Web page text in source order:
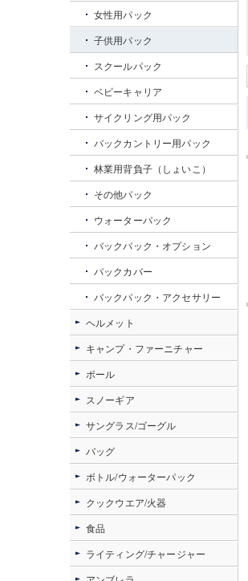
女性用パック
子供用パック
スクールパック
ベビーキャリア
サイクリング用パック
バックカントリー用パック
林業用背負子（しょいこ）
その他パック
ウォーターパック
バックパック・オプション
パックカバー
バックパック・アクセサリー
ヘルメット
キャンプ・ファーニチャー
ポール
スノーギア
サングラス/ゴーグル
バッグ
ボトル/ウォーターパック
クックウエア/火器
食品
ライティング/チャージャー